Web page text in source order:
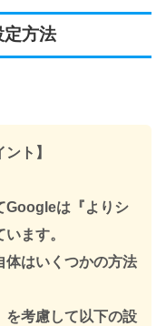
方法
ト】
Googleは『よりシ
ます。
体はいくつかの方法
を考慮して以下の設